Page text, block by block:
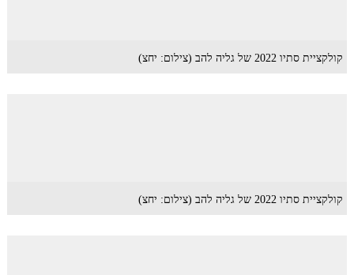
קולקציית סתיו 2022 של גליה להב (צילום: יחצ)
קולקציית סתיו 2022 של גליה להב (צילום: יחצ)